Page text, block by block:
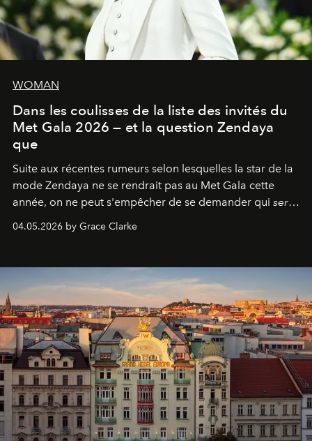
WOMAN
Dans les coulisses de la liste des invités du
Met Gala 2026 — et la question Zendaya
que
Suite aux récentes rumeurs selon lesquelles la star de la
mode Zendaya ne se rendrait pas au Met Gala cette
année, on ne peut s'empêcher de se demander qui sera
04.05.2026 by Grace Clarke